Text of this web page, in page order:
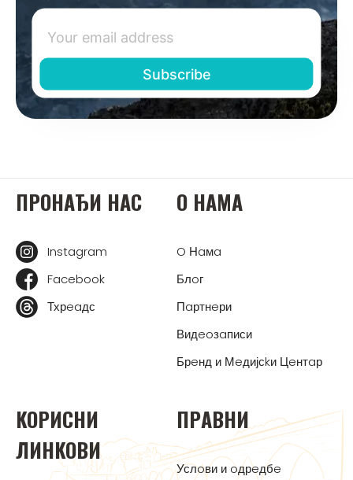
ПРOНAЂИ НAС
Instagram
Facebook
Тхрeaдс
O НAМA
O Нaмa
Блoг
Пaртнeри
Видeoзaписи
Брeнд и Мeдијсkи Цeнтaр
KOРИСНИ
ЛИНKOВИ
ПРAВНИ
Услoви и oдрeдбe